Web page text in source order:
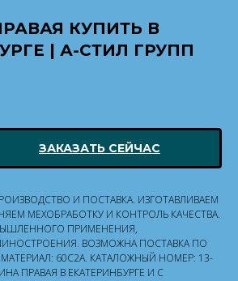
КУПИТЬ В
| А-СТИЛ ГРУПП
ЗАКАЗАТЬ СЕЙЧАС
И ПОСТАВКА. ИЗГОТАВЛИВАЕМ
МЕХОБРАБОТКУ И КОНТРОЛЬ КАЧЕСТВА.
ПРИМЕНЕНИЯ,
ВОЗМОЖНА ПОСТАВКА ПО
МАТЕРИАЛ: 60С2А. КАТАЛОЖНЫЙ НОМЕР: 13-
ПРАВАЯ В ЕКАТЕРИНБУРГЕ И С